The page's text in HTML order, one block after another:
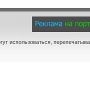
использоваться,